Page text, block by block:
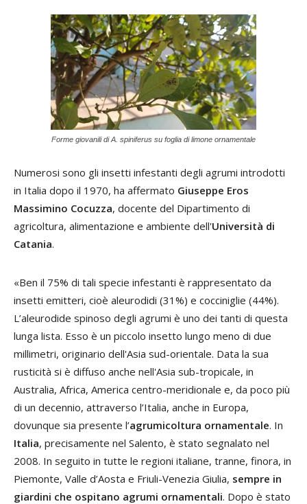
Forme giovanili di A. spiniferus su foglia di limone ornamentale
Numerosi sono gli insetti infestanti degli agrumi introdotti
in Italia dopo il 1970, ha affermato Giuseppe Eros
Massimino Cocuzza, docente del Dipartimento di
agricoltura, alimentazione e ambiente dell'Università di
Catania.
«Ben il 75% di tali specie infestanti è rappresentato da
insetti emitteri, cioè aleurodidi (31%) e cocciniglie (44%).
L’aleurodide spinoso degli agrumi è uno dei tanti di questa
lunga lista. Esso è un piccolo insetto lungo meno di due
millimetri, originario dell'Asia sud-orientale. Data la sua
rusticità si è diffuso anche nell'Asia sub-tropicale, in
Australia, Africa, America centro-meridionale e, da poco più
di un decennio, attraverso l’Italia, anche in Europa,
dovunque sia presente l’agrumicoltura ornamentale. In
Italia, precisamente nel Salento, è stato segnalato nel
2008. In seguito in tutte le regioni italiane, tranne, finora, in
Piemonte, Valle d’Aosta e Friuli-Venezia Giulia, sempre in
giardini che ospitano agrumi ornamentali. Dopo è stato